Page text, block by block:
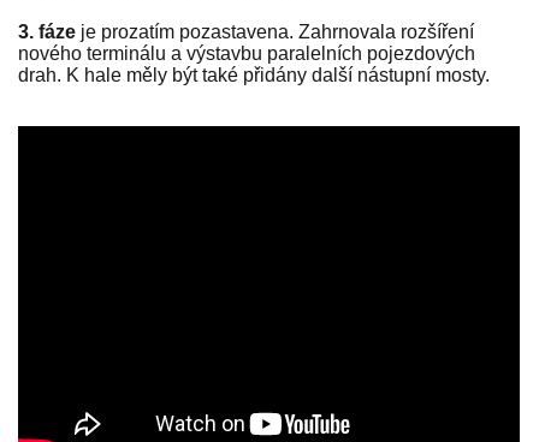
3. fáze je prozatím pozastavena. Zahrnovala rozšíření
nového terminálu a výstavbu paralelních pojezdových
drah. K hale měly být také přidány další nástupní mosty.